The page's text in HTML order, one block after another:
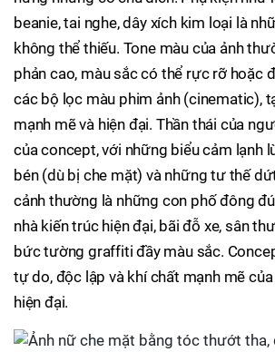
beanie, tai nghe, dây xích kim loại là
không thể thiếu. Tone màu của ảnh
phản cao, màu sắc có thể rực rỡ hoặc
các bộ lọc màu phim ảnh (cinematic),
mạnh mẽ và hiện đại. Thần thái của
của concept, với những biểu cảm lạnh
bén (dù bị che mặt) và những tư thế
cảnh thường là những con phố đông
nhà kiến trúc hiện đại, bãi đỗ xe, sân
bức tường graffiti đầy màu sắc.
tự do, độc lập và khí chất mạnh mẽ
hiện đại.